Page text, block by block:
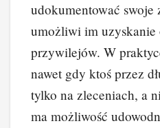
udokumentować swoje
umożliwi im
przywilejów. W
nawet gdy ktoś przez
tylko na zleceniach, a
ma możliwość